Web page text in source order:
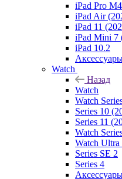
iPad Pro M4
iPad Air
iPad 11
iPad Mini 7
iPad 10.2
Watch
Назад
Watch
Watch
Series 10
Series 11
Watch
Watch Ultra
Series SE 2
Series 4